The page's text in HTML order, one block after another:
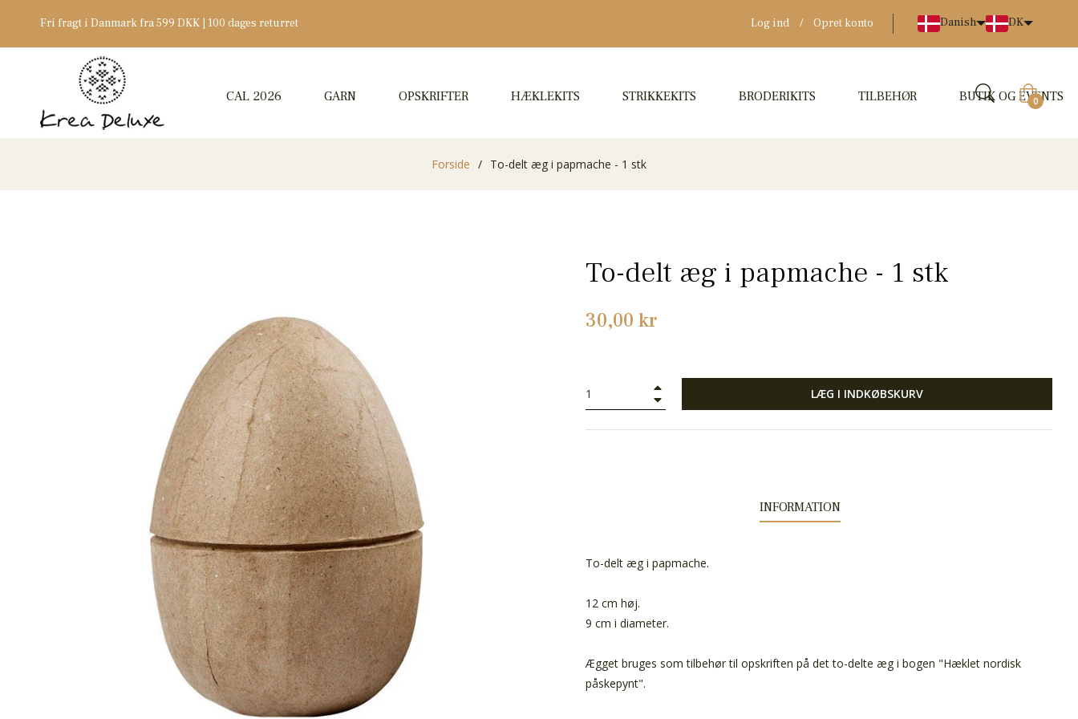
Fri fragt i Danmark fra 599 DKK | 100 dages returret Log ind / Opret konto Danish DK
CAL 2026 GARN OPSKRIFTER HÆKLEKITS STRIKKEKITS BRODERIKITS TILBEHØR BUTIK OG EVENTS
0
Forside / To-delt æg i papmache - 1 stk
To-delt æg i papmache - 1 stk
Normalpris
30,00 kr
LÆG I INDKØBSKURV
INFORMATION
To-delt æg i papmache.
12 cm høj.
9 cm i diameter.
Ægget bruges som tilbehør til opskriften på det to-delte æg i bogen "Hæklet nordisk
påskepynt".